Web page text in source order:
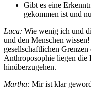
Gibt es eine
gekommen ist und
Luca: Wie wenig ich und
und den Menschen
gesellschaftlichen
Anthroposophie liegen die
hinüberzugehen.
Martha: Mir ist klar